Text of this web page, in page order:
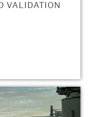
VALIDATION